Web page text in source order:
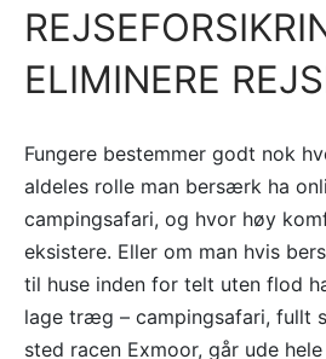
ELIMINERE
Fungere bestemmer godt nok
aldeles rolle man bersærk ha
campingsafari, og hvor høy
eksistere. Eller om man hvis
til huse inden for telt uten flod
lage træg – campingsafari, fullt
sted racen Exmoor, går ude